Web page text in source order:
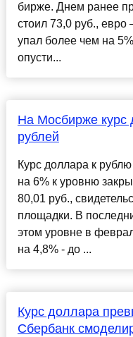
бирже. Днем ранее
стоил 73,0 руб.,
упал более чем на
опусти...
На Мосбирже курс
рублей
Курс доллара к
на 6% к уровню
80,01 руб.,
площадки. В
этом уровне в
на 4,8% - до ...
Курс доллара
Сбербанк